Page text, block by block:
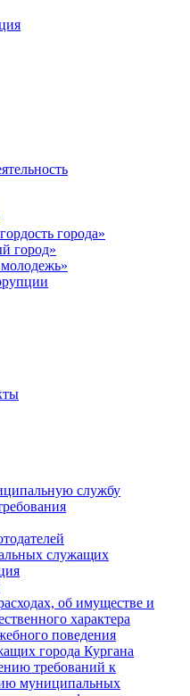
города»
город»
службу
служащих
об имуществе и
характера
поведения
города Кургана
требований к
муниципальных